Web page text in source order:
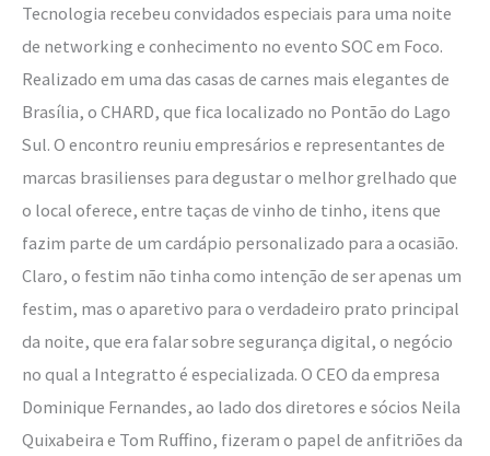
Tecnologia recebeu convidados especiais para uma noite
de networking e conhecimento no evento SOC em Foco.
Realizado em uma das casas de carnes mais elegantes de
Brasília, o CHARD, que fica localizado no Pontão do Lago
Sul. O encontro reuniu empresários e representantes de
marcas brasilienses para degustar o melhor grelhado que
o local oferece, entre taças de vinho de tinho, itens que
fazim parte de um cardápio personalizado para a ocasião.
Claro, o festim não tinha como intenção de ser apenas um
festim, mas o aparetivo para o verdadeiro prato principal
da noite, que era falar sobre segurança digital, o negócio
no qual a Integratto é especializada. O CEO da empresa
Dominique Fernandes, ao lado dos diretores e sócios Neila
Quixabeira e Tom Ruffino, fizeram o papel de anfitriões da